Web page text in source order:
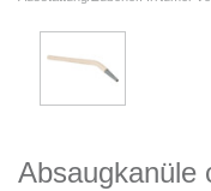
Absaugkanüle